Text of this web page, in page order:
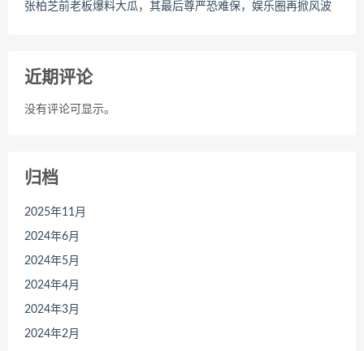
张柏芝前老板爆料大瓜，其最后尊严恐难保，娱乐圈再掀风波
近期评论
没有评论可显示。
归档
2025年11月
2024年6月
2024年5月
2024年4月
2024年3月
2024年2月